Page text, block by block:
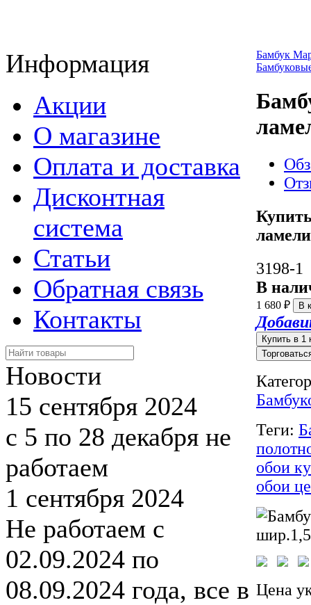
Информация
Акции
О магазине
Оплата и доставка
Дисконтная
система
Статьи
Обратная связь
Контакты
Новости
15 сентября 2024
с 5 по 28 декабря не
работаем
1 сентября 2024
Не работаем с
02.09.2024 по
08.09.2024 года, все в
Бамбук
3198-1
В
1 680 ₽
Теги:
обои
обои
Цена